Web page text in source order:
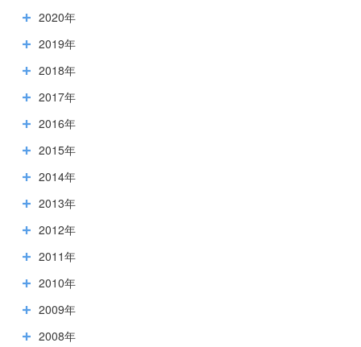
2020年
2019年
2018年
2017年
2016年
2015年
2014年
2013年
2012年
2011年
2010年
2009年
2008年